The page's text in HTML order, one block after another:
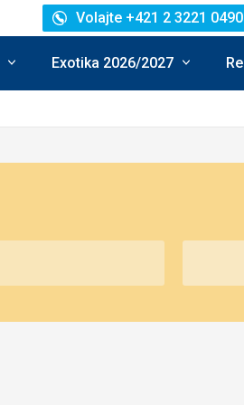
Volajte +421 2 3221 0490
Exotika 2026/2027